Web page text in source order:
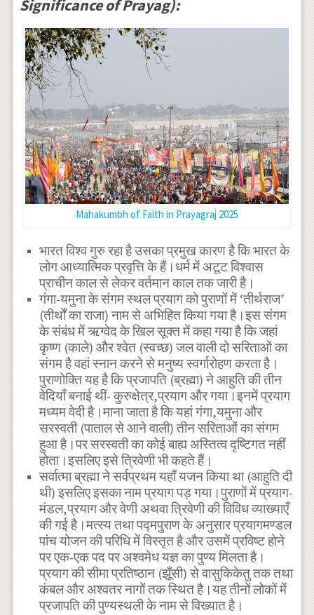
Significance of Prayag):
Mahakumbh of Faith in Prayagraj 2025
भारत विश्व गुरु रहा है उसका प्रमुख कारण है कि भारत के
लोग आध्यात्मिक प्रवृत्ति के हैं।धर्म में अटूट विश्वास
प्राचीन काल से लेकर वर्तमान काल तक जारी है।
गंगा-यमुना के संगम स्थल प्रयाग को पुराणों में ‘तीर्थराज’
(तीर्थों का राजा) नाम से अभिहित किया गया है।इस संगम
के संबंध में ऋग्वेद के खिल सूक्त में कहा गया है कि जहां
कृष्ण (काले) और श्वेत (स्वच्छ) जल वाली दो सरिताओं का
संगम है वहां स्नान करने से मनुष्य स्वर्गारोहण करता है।
पुराणोक्ति यह है कि प्रजापति (ब्रह्मा) ने आहुति की तीन
वेदियाँ बनाई थीं- कुरुक्षेत्र,प्रयाग और गया।इनमें प्रयाग
मध्यम वेदी है।माना जाता है कि यहां गंगा,यमुना और
सरस्वती (पाताल से आने वाली) तीन सरिताओं का संगम
हुआ है।पर सरस्वती का कोई बाह्य अस्तित्व दृष्टिगत नहीं
होता।इसलिए इसे त्रिवेणी भी कहते हैं।
सर्वात्मा ब्रह्मा ने सर्वप्रथम यहाँ यजन किया था (आहुति दी
थी) इसलिए इसका नाम प्रयाग पड़ गया।पुराणों में प्रयाग-
मंडल,प्रयाग और वेणी अथवा त्रिवेणी की विविध व्याख्याएँ
की गई है।मत्स्य तथा पद्मपुराण के अनुसार प्रयागमण्डल
पांच योजन की परिधि में विस्तृत है और उसमें प्रविष्ट होने
पर एक-एक पद पर अश्वमेध यज्ञ का पुण्य मिलता है।
प्रयाग की सीमा प्रतिष्ठान (झूँसी) से वासुकिकेतु तक तथा
कंबल और अश्वतर नागों तक स्थित है।यह तीनों लोकों में
प्रजापति की पुण्यस्थली के नाम से विख्यात है।